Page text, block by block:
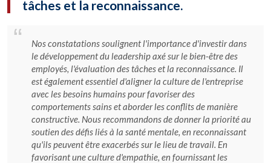
tâches et la reconnaissance.
Nos constatations soulignent l'importance d'investir dans
le développement du leadership axé sur le bien-être des
employés, l'évaluation des tâches et la reconnaissance. Il
est également essentiel d'aligner la culture de l'entreprise
avec les besoins humains pour favoriser des
comportements sains et aborder les conflits de manière
constructive. Nous recommandons de donner la priorité au
soutien des défis liés à la santé mentale, en reconnaissant
qu'ils peuvent être exacerbés sur le lieu de travail. En
favorisant une culture d'empathie, en fournissant les